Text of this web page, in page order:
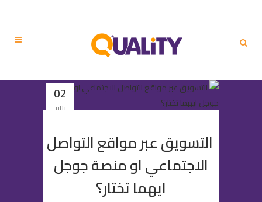
02
يناير
التسويق عبر مواقع التواصل
الاجتماعي او منصة جوجل
ايهما تختار؟